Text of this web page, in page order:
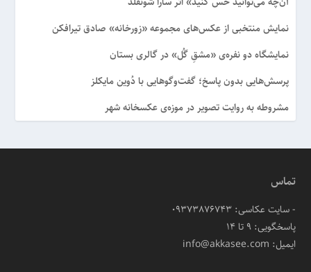
نمایش منتخبی از عکس‌های مجموعه «زورخانه» صادق تیرافکن
نمایشگاه دو نفره‌ی «مشقِ گُل» در گالری بستان
پرسش‌هایی بدون پاسخ؛ گفت‌وگوهایی با دُوین مایکلز
مشروطه به روایت تصویر در موزه‌ی عکسخانه شهر
تماس
- سایت عکاسی: 09373876743
پاسخگویی: ۹ تا ۱۴
ایمیل: info@akkasee.com